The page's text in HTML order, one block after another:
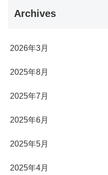
Archives
2026年3月
2025年8月
2025年7月
2025年6月
2025年5月
2025年4月